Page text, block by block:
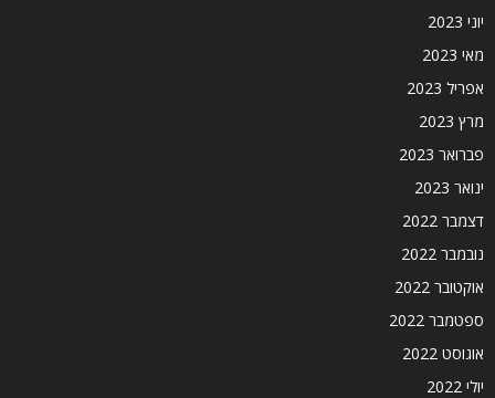
יוני 2023
מאי 2023
אפריל 2023
מרץ 2023
פברואר 2023
ינואר 2023
דצמבר 2022
נובמבר 2022
אוקטובר 2022
ספטמבר 2022
אוגוסט 2022
יולי 2022